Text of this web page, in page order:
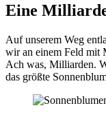
Eine
Auf unserem Weg
wir an einem Feld mit
Ach was, Milliarden.
das größte